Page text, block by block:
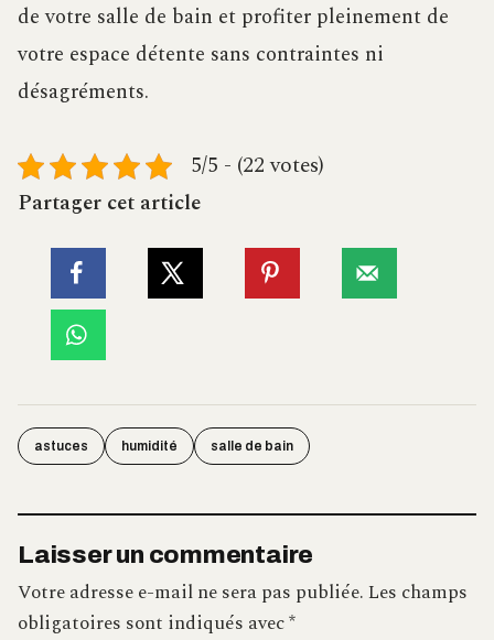
de votre salle de bain et profiter pleinement de
votre espace détente sans contraintes ni
désagréments.
5/5 - (22 votes)
Partager cet article
astuces humidité salle de bain
Laisser un commentaire
Votre adresse e-mail ne sera pas publiée.Les champs
obligatoires sont indiqués avec*